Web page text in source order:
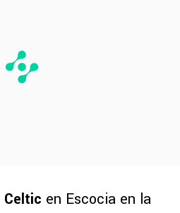
Celtic en Escocia en la